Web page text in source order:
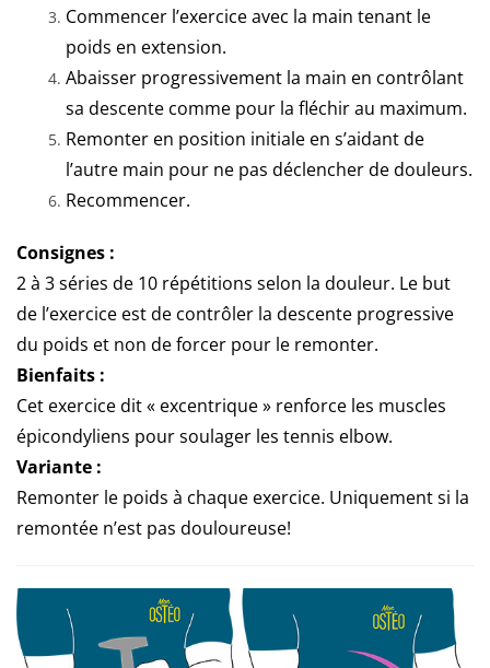
Commencer l’exercice avec la main tenant le
poids en extension.
Abaisser progressivement la main en contrôlant
sa descente comme pour la fléchir au maximum.
Remonter en position initiale en s’aidant de
l’autre main pour ne pas déclencher de douleurs.
Recommencer.
Consignes :
2 à 3 séries de 10 répétitions selon la douleur. Le but
de l’exercice est de contrôler la descente progressive
du poids et non de forcer pour le remonter.
Bienfaits :
Cet exercice dit « excentrique » renforce les muscles
épicondyliens pour soulager les tennis elbow.
Variante :
Remonter le poids à chaque exercice. Uniquement si la
remontée n’est pas douloureuse!